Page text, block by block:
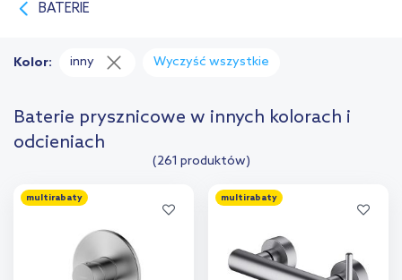
BATERIE
Baterie prysznicowe w innych kolorach i
odcieniach
(261 produktów)
Kolor: inny Wyczyść wszystkie
multirabaty multirabaty